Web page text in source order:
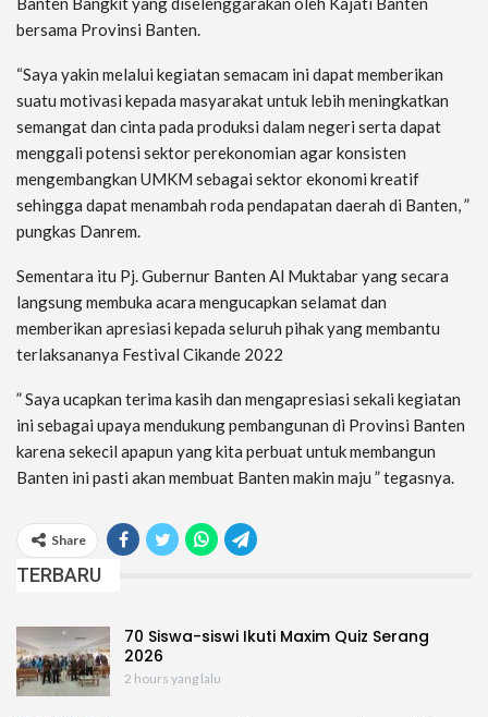
bersama Provinsi Banten.
“Saya yakin melalui kegiatan semacam ini dapat memberikan
suatu motivasi kepada masyarakat untuk lebih meningkatkan
semangat dan cinta pada produksi dalam negeri serta dapat
menggali potensi sektor perekonomian agar konsisten
mengembangkan UMKM sebagai sektor ekonomi kreatif
sehingga dapat menambah roda pendapatan daerah di Banten, ”
pungkas Danrem.
Sementara itu Pj. Gubernur Banten Al Muktabar yang secara
langsung membuka acara mengucapkan selamat dan
memberikan apresiasi kepada seluruh pihak yang membantu
terlaksananya Festival Cikande 2022
” Saya ucapkan terima kasih dan mengapresiasi sekali kegiatan
ini sebagai upaya mendukung pembangunan di Provinsi Banten
karena sekecil apapun yang kita perbuat untuk membangun
Banten ini pasti akan membuat Banten makin maju ” tegasnya.
Share
TERBARU
70 Siswa-siswi Ikuti Maxim Quiz Serang
2026
2 hours yang lalu